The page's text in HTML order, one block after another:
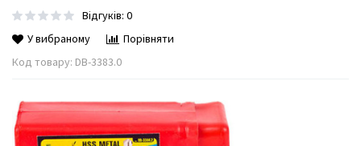
Відгуків: 0
У вибраному
Порівняти
Код товару: DB-3383.0